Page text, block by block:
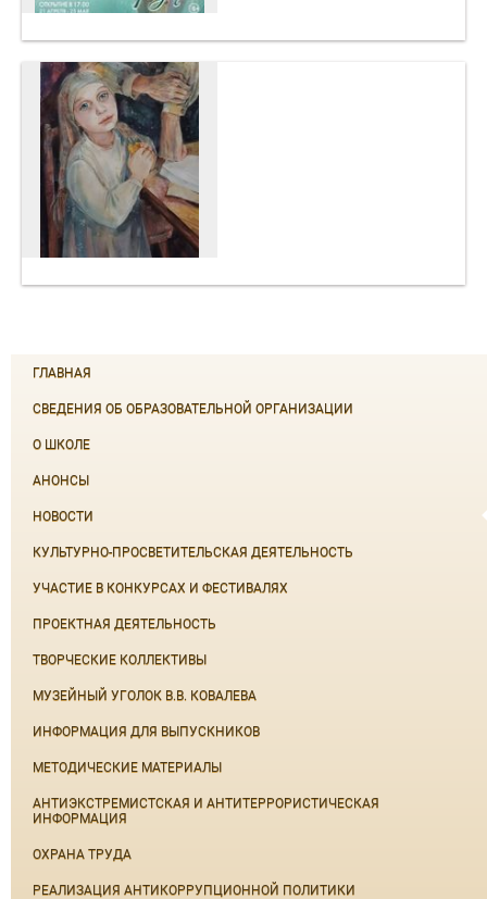
ГЛАВНАЯ
СВЕДЕНИЯ ОБ ОБРАЗОВАТЕЛЬНОЙ ОРГАНИЗАЦИИ
О ШКОЛЕ
АНОНСЫ
НОВОСТИ
КУЛЬТУРНО-ПРОСВЕТИТЕЛЬСКАЯ ДЕЯТЕЛЬНОСТЬ
УЧАСТИЕ В КОНКУРСАХ И ФЕСТИВАЛЯХ
ПРОЕКТНАЯ ДЕЯТЕЛЬНОСТЬ
ТВОРЧЕСКИЕ КОЛЛЕКТИВЫ
МУЗЕЙНЫЙ УГОЛОК В.В. КОВАЛЕВА
ИНФОРМАЦИЯ ДЛЯ ВЫПУСКНИКОВ
МЕТОДИЧЕСКИЕ МАТЕРИАЛЫ
АНТИЭКСТРЕМИСТСКАЯ И АНТИТЕРРОРИСТИЧЕСКАЯ
ИНФОРМАЦИЯ
ОХРАНА ТРУДА
РЕАЛИЗАЦИЯ АНТИКОРРУПЦИОННОЙ ПОЛИТИКИ